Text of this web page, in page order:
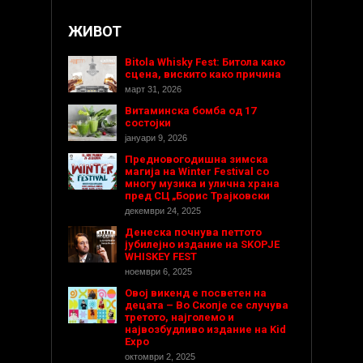
ЖИВОТ
Bitola Whisky Fest: Битола како
сцена, вискито како причина
март 31, 2026
Витаминска бомба од 17
состојки
јануари 9, 2026
Предновогодишнa зимска
магија на Winter Festival со
многу музика и улична храна
пред СЦ „Борис Трајковски
декември 24, 2025
Денеска почнува петтото
јубилејно издание на SKOPJE
WHISKEY FEST
ноември 6, 2025
Овој викенд е посветен на
децата – Во Скопје се случува
третото, најголемо и
највозбудливо издание на Kid
Expo
октомври 2, 2025